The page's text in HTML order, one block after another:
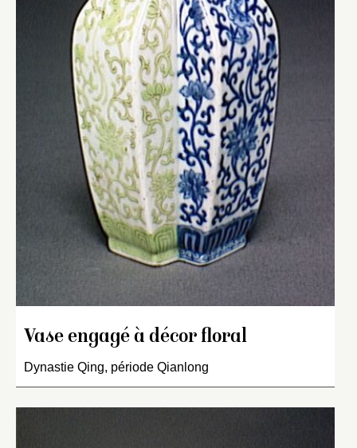
Vase engagé à décor floral
Dynastie Qing, période Qianlong